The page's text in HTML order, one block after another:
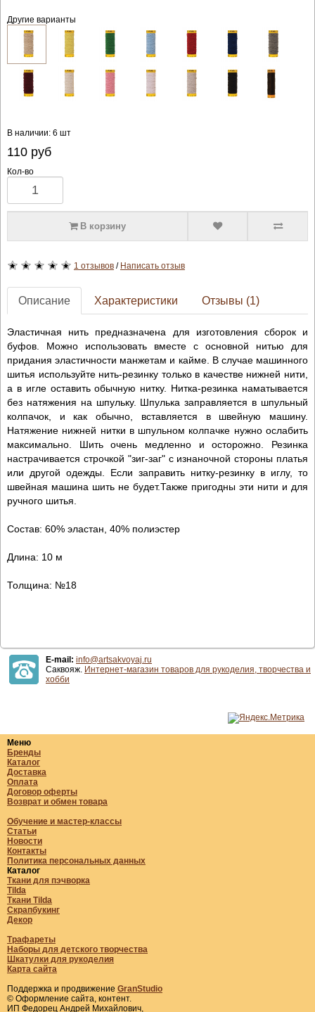
Другие варианты
В наличии: 6 шт
110руб
Кол-во
В корзину
1 отзывов/ Написать отзыв
Описание Характеристики Отзывы (1)
Эластичная нить предназначена для изготовления сборок и
буфов. Можно использовать вместе с основной нитью для
придания эластичности манжетам и кайме. В случае машинного
шитья используйте нить-резинку только в качестве нижней нити,
а в игле оставить обычную нитку. Нитка-резинка наматывается
без натяжения на шпульку. Шпулька заправляется в шпульный
колпачок, и как обычно, вставляется в швейную машину.
Натяжение нижней нитки в шпульном колпачке нужно ослабить
максимально. Шить очень медленно и осторожно. Резинка
настрачивается строчкой "зиг-заг" с изнаночной стороны платья
или другой одежды. Если заправить нитку-резинку в иглу, то
швейная машина шить не будет.Также пригодны эти нити и для
ручного шитья.
Состав: 60% эластан, 40% полиэстер
Длина: 10 м
Толщина: №18
E-mail: info@artsakvoyaj.ru
Саквояж. Интернет-магазин товаров для рукоделия, творчества и
хобби
Меню
Бренды
Каталог
Доставка
Оплата
Договор оферты
Возврат и обмен товара
Обучение и мастер-классы
Статьи
Новости
Контакты
Политика персональных данных
Каталог
Ткани для пэчворка
Tilda
Ткани Tilda
Скрапбукинг
Декор
Трафареты
Наборы для детского творчества
Шкатулки для рукоделия
Карта сайта
Поддержка и продвижение GranStudio
© Оформление сайта, контент.
ИП Федорец Андрей Михайлович,